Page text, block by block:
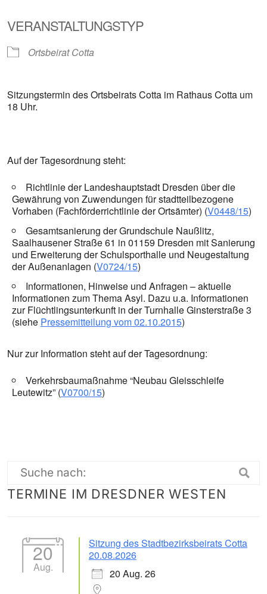
VERANSTALTUNGSTYP
Ortsbeirat Cotta
Sitzungstermin des Ortsbeirats Cotta im Rathaus Cotta um
18 Uhr.
Auf der Tagesordnung steht:
Richtlinie der Landeshauptstadt Dresden über die
Gewährung von Zuwendungen für stadtteilbezogene
Vorhaben (Fachförderrichtlinie der Ortsämter) (V0448/15)
Gesamtsanierung der Grundschule Naußlitz,
Saalhausener Straße 61 in 01159 Dresden mit Sanierung
und Erweiterung der Schulsporthalle und Neugestaltung
der Außenanlagen (V0724/15)
Informationen, Hinweise und Anfragen – aktuelle
Informationen zum Thema Asyl. Dazu u.a. Informationen
zur Flüchtlingsunterkunft in der Turnhalle Ginsterstraße 3
(siehe Pressemitteilung vom 02.10.2015)
Nur zur Information steht auf der Tagesordnung:
Verkehrsbaumaßnahme “Neubau Gleisschleife
Leutewitz” (V0700/15)
Suche
nach:
TERMINE IM DRESDNER WESTEN
20
Aug.
Sitzung des Stadtbezirksbeirats Cotta
20.08.2026
20 Aug. 26